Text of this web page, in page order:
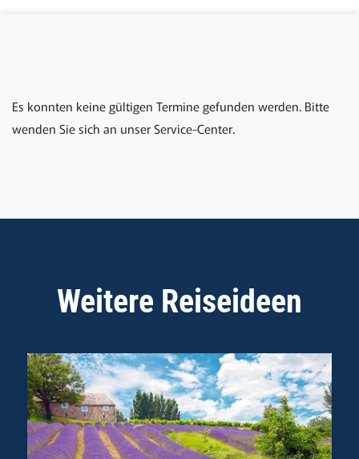
Es konnten keine gültigen Termine gefunden werden. Bitte
wenden Sie sich an unser Service-Center.
Weitere Reiseideen